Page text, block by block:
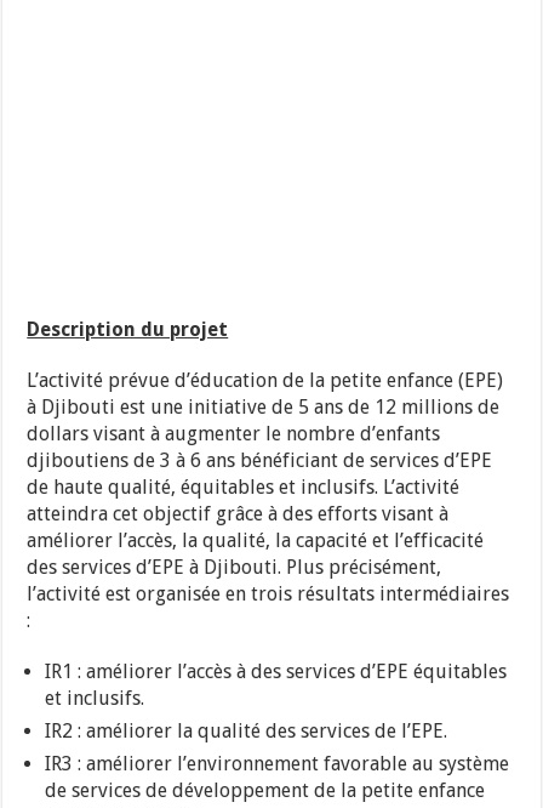
Description du projet
L’activité prévue d’éducation de la petite enfance (EPE)
à Djibouti est une initiative de 5 ans de 12 millions de
dollars visant à augmenter le nombre d’enfants
djiboutiens de 3 à 6 ans bénéficiant de services d’EPE
de haute qualité, équitables et inclusifs. L’activité
atteindra cet objectif grâce à des efforts visant à
améliorer l’accès, la qualité, la capacité et l’efficacité
des services d’EPE à Djibouti. Plus précisément,
l’activité est organisée en trois résultats intermédiaires
:
IR1 : améliorer l’accès à des services d’EPE équitables
et inclusifs.
IR2 : améliorer la qualité des services de l’EPE.
IR3 : améliorer l’environnement favorable au système
de services de développement de la petite enfance